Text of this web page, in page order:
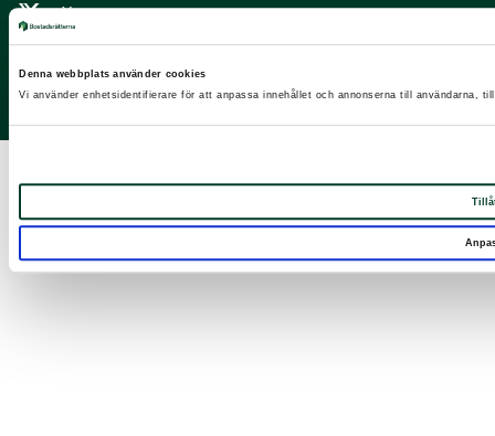
Denna webbplats använder cookies
Vi använder enhetsidentifierare för att anpassa innehållet och annonserna till användarna,
X
Facebook
LinkedIn
Instagram